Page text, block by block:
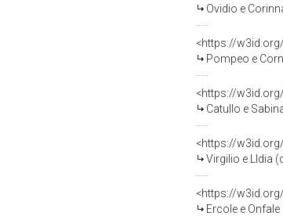
Ovidio e
<https://
Pompeo e
<https://
Catullo e
<https://
Virgilio e LIdia
<https://
Ercole e